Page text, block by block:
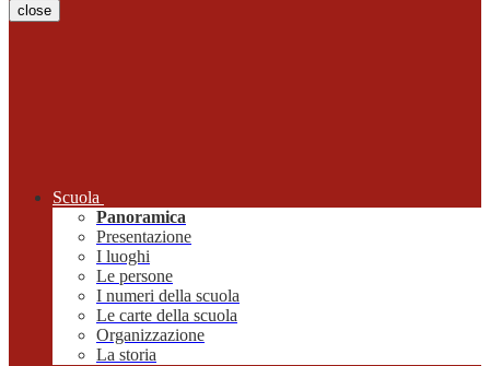
close
Scuola
Panoramica
Presentazione
I luoghi
Le persone
I numeri della scuola
Le carte della scuola
Organizzazione
La storia